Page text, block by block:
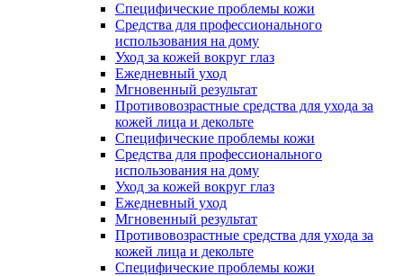
Специфические проблемы кожи
Средства для профессионального
использования на дому
Уход за кожей вокруг глаз
Ежедневный уход
Мгновенный результат
Противовозрастные средства для ухода за
кожей лица и декольте
Специфические проблемы кожи
Средства для профессионального
использования на дому
Уход за кожей вокруг глаз
Ежедневный уход
Мгновенный результат
Противовозрастные средства для ухода за
кожей лица и декольте
Специфические проблемы кожи